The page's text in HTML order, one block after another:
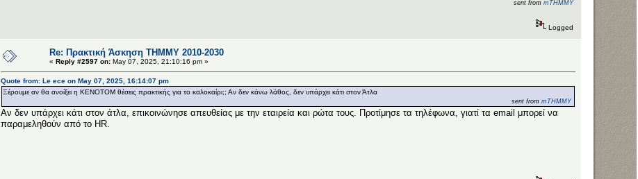
sent from mTHMMY
Logged
Re: Πρακτική Άσκηση ΤΗΜΜΥ 2010-2030
« Reply #2597 on: May 07, 2025, 21:10:16 pm »
Quote from: Le ece on May 07, 2025, 16:14:07 pm
Ξέρουμε αν θα ανοίξει η ΚΕΝΟΤΟΜ θέσεις πρακτικής για το καλοκαίρι;; Αν δεν κάνω λάθος, δεν υπάρχει κάτι στον Άτλα
sent from mTHMMY
Αν δεν υπάρχει κάτι στον άτλα, επικοινώνησε απευθείας με την εταιρεία και ρώτα τους. Προτίμησε τα τηλέφωνα, γιατί τα email μπορεί να
παραμεληθούν από το HR.